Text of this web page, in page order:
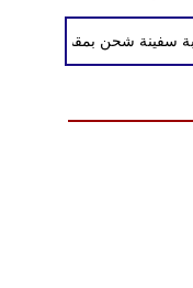
شحن بمقذوف مجهول قرب